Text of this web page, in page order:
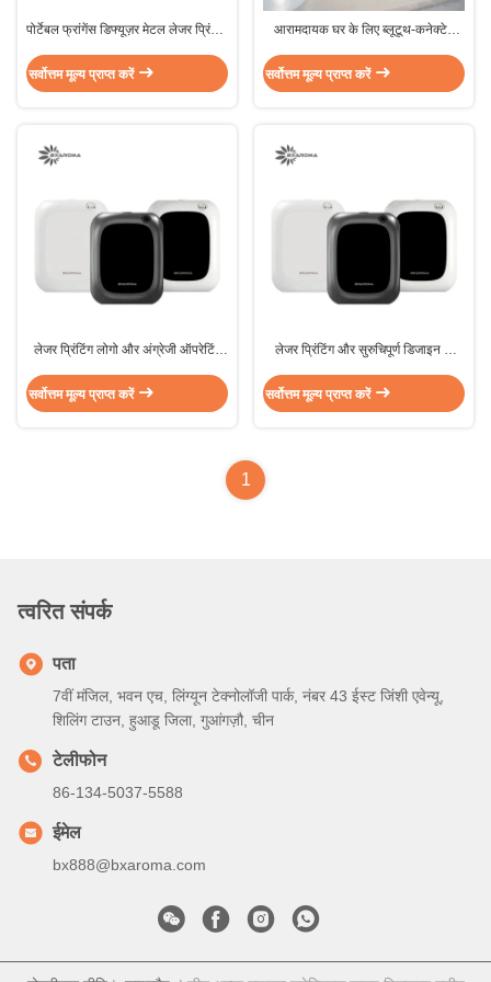
पोर्टेबल फ्रांगेंस डिफ्यूज़र मेटल लेजर प्रिंटिंग
पोर्टेबल और यात्रा के लिए
सर्वोत्तम मूल्य प्राप्त करें
आरामदायक घर के लिए ब्लूटूथ-कनेक्टेड
डिफ्यूज़र
सर्वोत्तम मूल्य प्राप्त करें
लेजर प्रिंटिंग लोगो और अंग्रेजी ऑपरेटिंग
डिफ्यूज़र
सर्वोत्तम मूल्य प्राप्त करें
लेजर प्रिंटिंग और सुरुचिपूर्ण डिजाइन के
सर्वोत्तम मूल्य प्राप्त करें
1
त्वरित संपर्क
पता
7वीं मंजिल, भवन एच, लिंग्यून टेक्नोलॉजी पार्क, नंबर 43 ईस्ट जिंशी एवेन्यू,
शिलिंग टाउन, हुआडू जिला, गुआंगज़ौ, चीन
टेलीफोन
86-134-5037-5588
ईमेल
bx888@bxaroma.com